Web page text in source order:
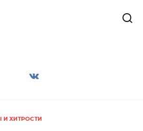
И ХИТРОСТИ